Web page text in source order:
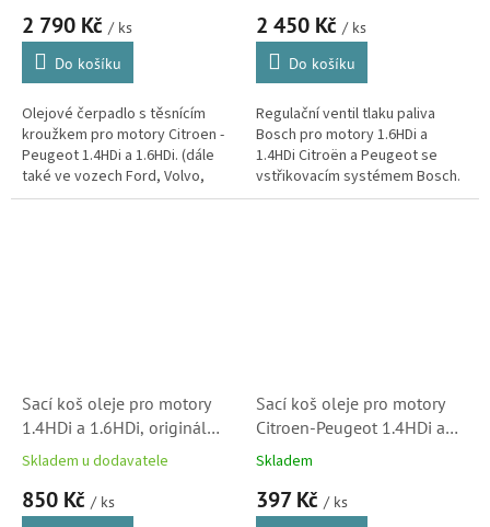
2 790 Kč / ks
Do košíku
Olejové čerpadlo s těsnícím
kroužkem pro motory Citroen -
Peugeot 1.4HDi a 1.6HDi. (dále
také ve vozech Ford, Volvo,
Mini, Toyota, Mazda, Mitsubishi)
2 450 Kč / ks
Do košíku
Regulační ventil tlaku paliva
Bosch pro motory 1.6HDi a
1.4HDi Citroën a Peugeot se
vstřikovacím systémem Bosch.
Sací koš oleje pro motory
1.4HDi a 1.6HDi, originál
Citroen - Peugeot
Skladem u dodavatele
850 Kč / ks
Sací koš oleje pro motory
Citroen-Peugeot 1.4HDi a
Skladem
397 Kč / ks